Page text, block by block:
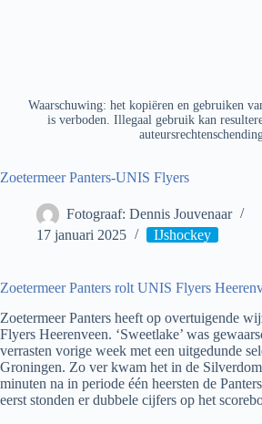
Waarschuwing: het kopiëren en gebruiken
is verboden. Illegaal gebruik kan
Zoetermeer Panters-UNIS Flyers
Fotograaf: Dennis Jouvenaar
17 januari 2025
IJshockey
Zoetermeer Panters rolt UNIS Flyers
Zoetermeer Panters heeft op overtuigende
Flyers Heerenveen. ‘Sweetlake’ was
verrasten vorige week met een uitgedunde
Groningen. Zo ver kwam het in de
minuten na in periode één heersten de
eerst stonden er dubbele cijfers op het